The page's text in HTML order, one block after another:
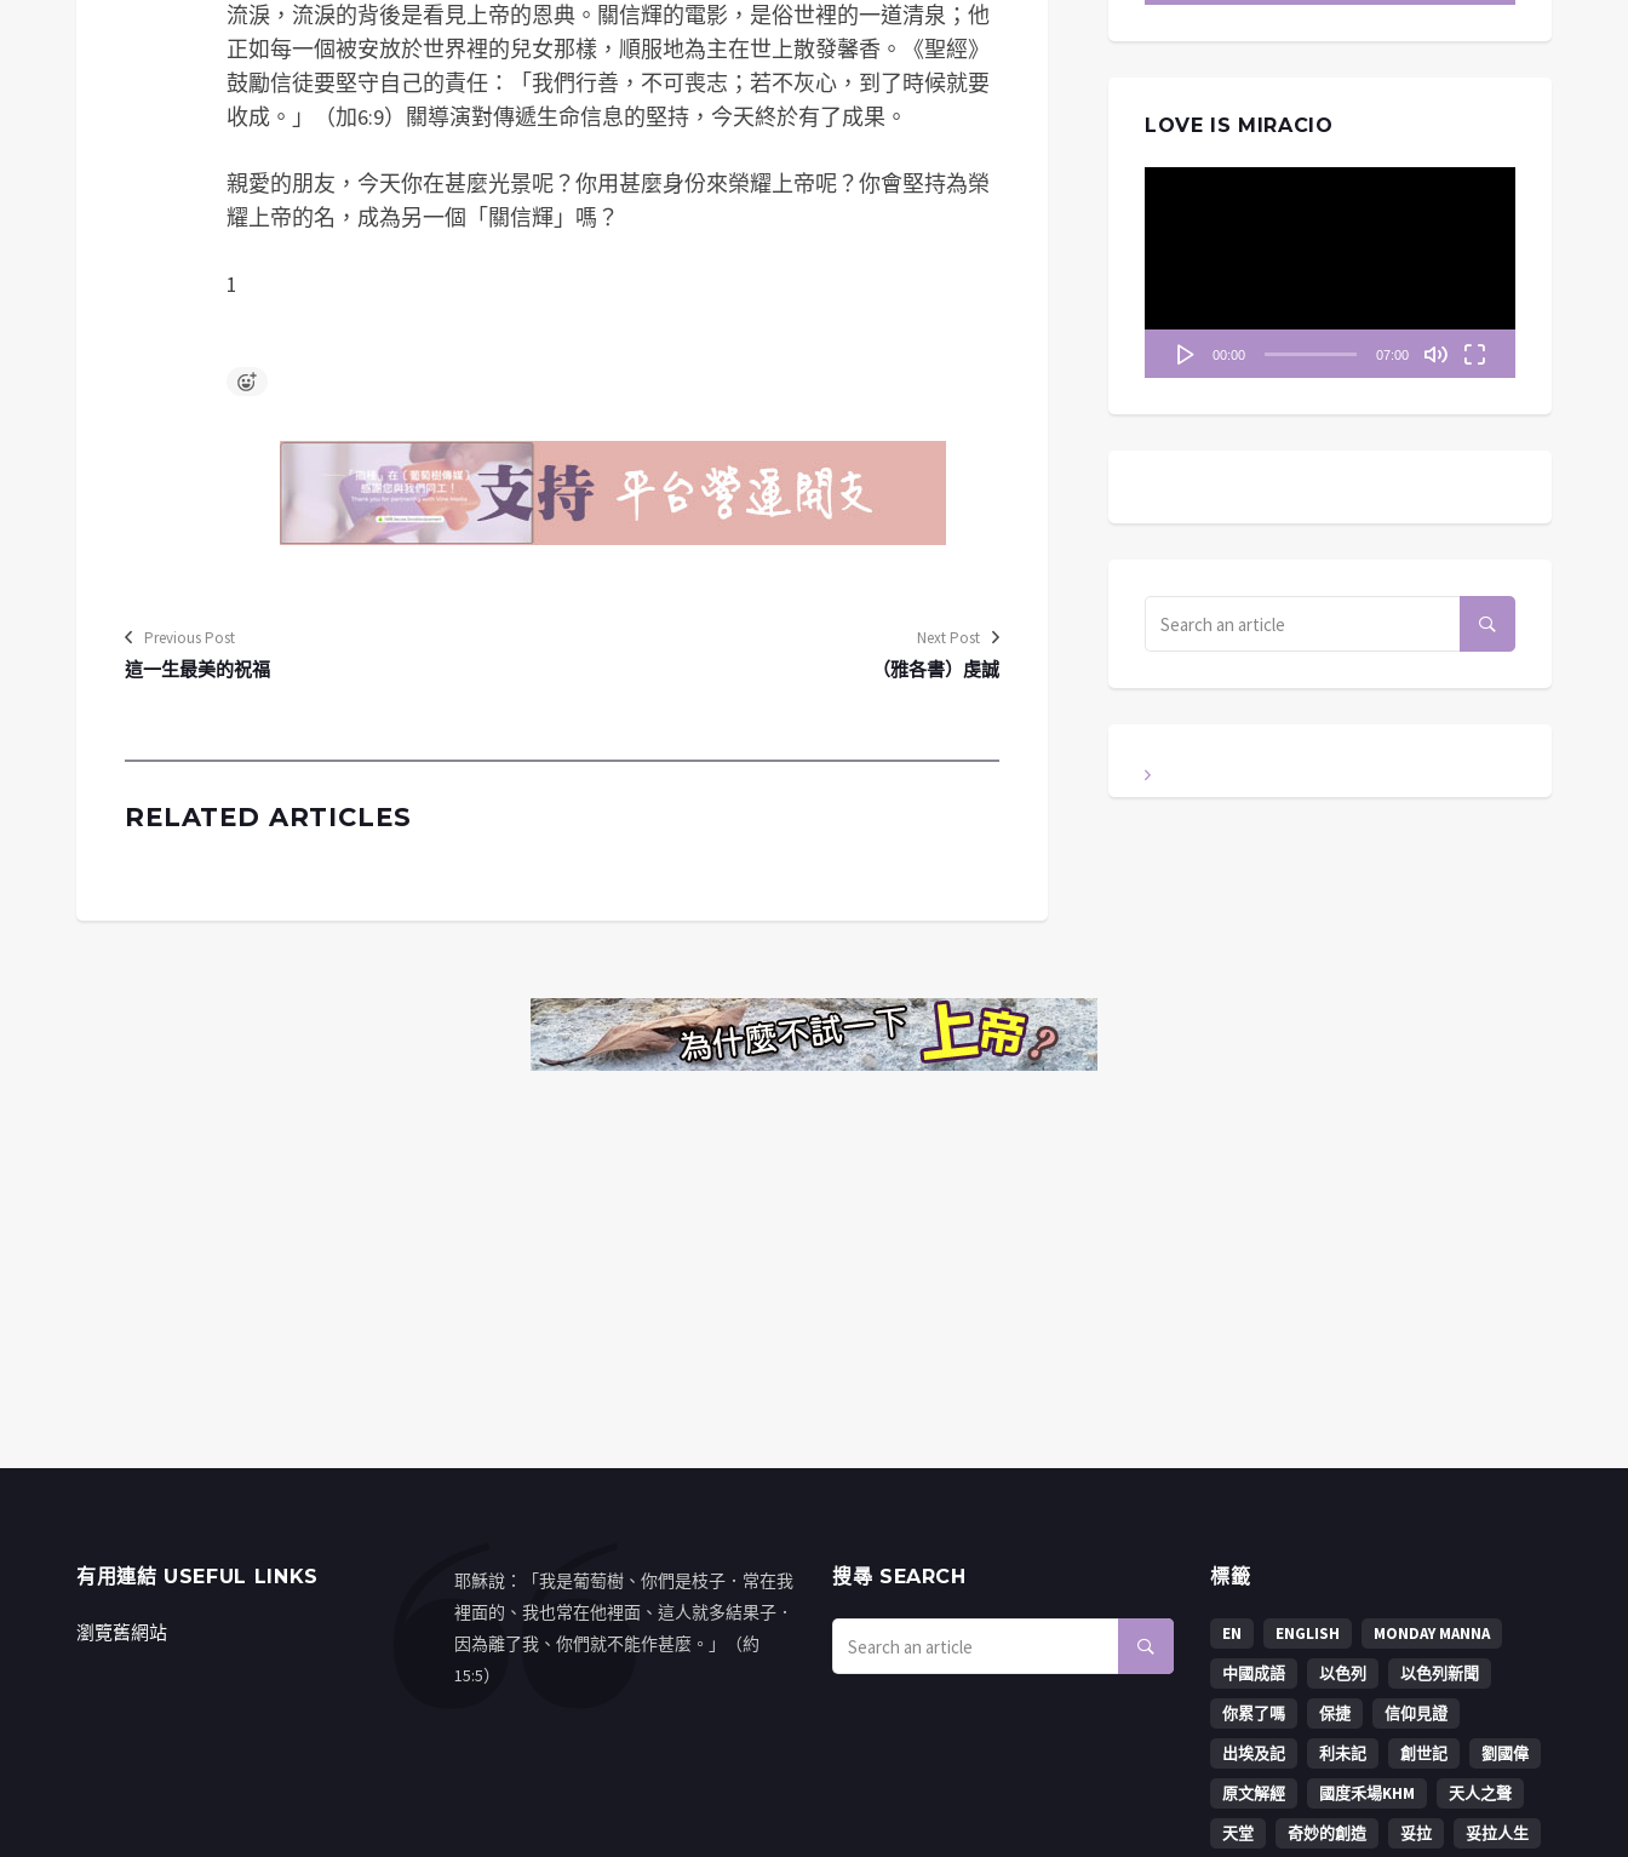
流淚，流淚的背後是看見上帝的恩典。關信輝的電影，是俗世裡的一道清泉；他
正如每一個被安放於世界裡的兒女那樣，順服地為主在世上散發馨香。《聖經》
鼓勵信徒要堅守自己的責任：「我們行善，不可喪志；若不灰心，到了時候就要
收成。」（加6:9）關導演對傳遞生命信息的堅持，今天終於有了成果。
親愛的朋友，今天你在甚麼光景呢？你用甚麼身份來榮耀上帝呢？你會堅持為榮
耀上帝的名，成為另一個「關信輝」嗎？
1
Previous Post
這一生最美的祝福
Next Post
（雅各書）虔誠
RELATED ARTICLES
LOVE IS MIRACIO
00:00 07:00
有用連結 USEFUL LINKS
瀏覽舊網站
耶穌說：「我是葡萄樹、你們是枝子．常在我
裡面的、我也常在他裡面、這人就多結果子．
因為離了我、你們就不能作甚麼。」（約
15:5）
搜㝷 SEARCH 標籤
EN ENGLISH
MONDAY MANNA
中國成語
以色列
以色列新聞
你累了嗎
保捷
信仰見證
出埃及記
利未記 創世記
劉國偉
原文解經
國度禾場KHM
天人之聲
天堂
奇妙的創造 妥拉 妥拉人生